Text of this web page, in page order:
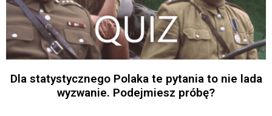
Dla statystycznego Polaka te pytania to nie lada
wyzwanie. Podejmiesz próbę?